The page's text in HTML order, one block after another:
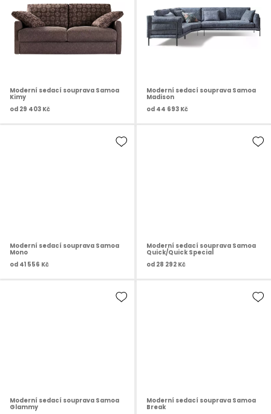
Moderní sedací souprava Samoa
Kimy
od 29 403 Kč
Moderní sedací souprava Samoa
Madison
od 44 693 Kč
Moderní sedací souprava Samoa
Mono
od 41 556 Kč
Moderní sedací souprava Samoa
Quick/Quick Special
od 28 292 Kč
Moderní sedací souprava Samoa
Glammy
Moderní sedací souprava Samoa
Break